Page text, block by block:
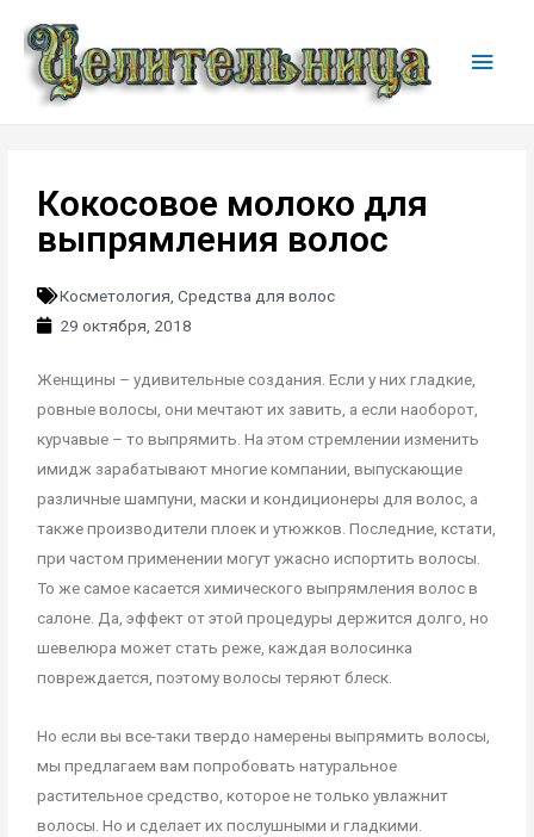
Кокосовое молоко для
выпрямления волос
Косметология ,Средства для волос
29 октября, 2018
Женщины – удивительные создания. Если у них гладкие,
ровные волосы, они мечтают их завить, а если наоборот,
курчавые – то выпрямить. На этом стремлении изменить
имидж зарабатывают многие компании, выпускающие
различные шампуни, маски и кондиционеры для волос, а
также производители плоек и утюжков. Последние, кстати,
при частом применении могут ужасно испортить волосы.
То же самое касается химического выпрямления волос в
салоне. Да, эффект от этой процедуры держится долго, но
шевелюра может стать реже, каждая волосинка
повреждается, поэтому волосы теряют блеск.
Но если вы все-таки твердо намерены выпрямить волосы,
мы предлагаем вам попробовать натуральное
растительное средство, которое не только увлажнит
волосы. Но и сделает их послушными и гладкими.